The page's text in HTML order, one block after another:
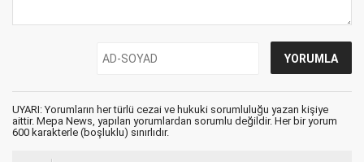
UYARI: Yorumların her türlü cezai ve hukuki sorumluluğu yazan kişiye
aittir. Mepa News, yapılan yorumlardan sorumlu değildir. Her bir yorum
600 karakterle (boşluklu) sınırlıdır.